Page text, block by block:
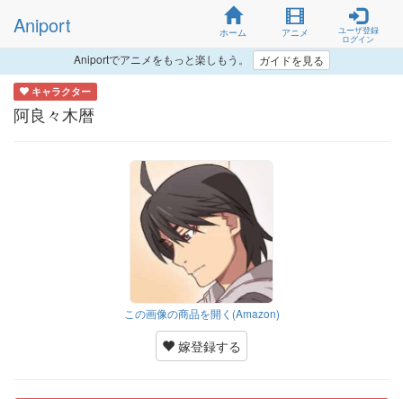
Aniport ホーム アニメ
ユーザ登録
ログイン
Aniportでアニメをもっと楽しもう。 ガイドを見る
キャラクター
阿良々木暦
この画像の商品を開く(Amazon)
嫁登録する